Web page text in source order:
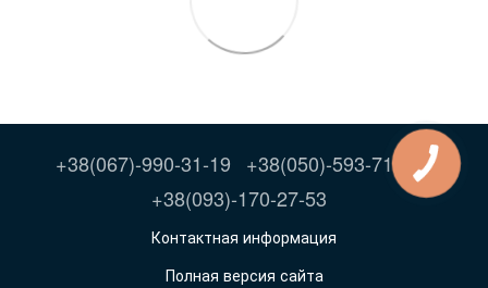
+38(067)-990-31-19
+38(050)-593-71-86
+38(093)-170-27-53
Контактная информация
Полная версия сайта